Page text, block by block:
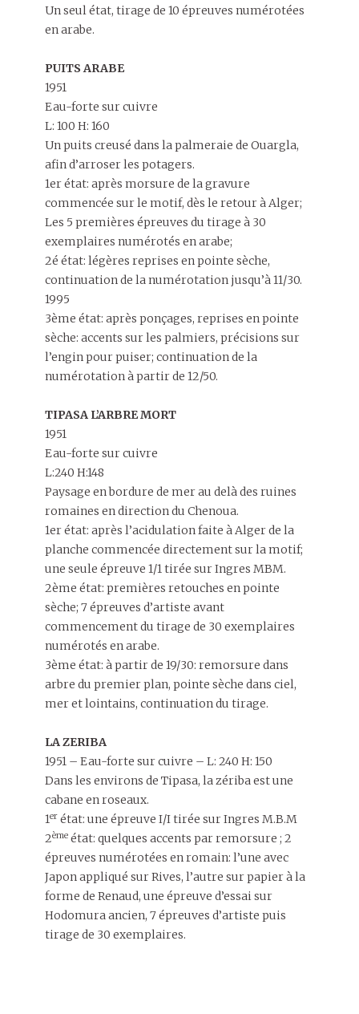
Un seul état, tirage de 10 épreuves numérotées
en arabe.
PUITS ARABE
1951
Eau-forte sur cuivre
L: 100 H: 160
Un puits creusé dans la palmeraie de Ouargla,
afin d’arroser les potagers.
1er état: après morsure de la gravure
commencée sur le motif, dès le retour à Alger;
Les 5 premières épreuves du tirage à 30
exemplaires numérotés en arabe;
2é état: légères reprises en pointe sèche,
continuation de la numérotation jusqu’à 11/30.
1995
3ème état: après ponçages, reprises en pointe
sèche: accents sur les palmiers, précisions sur
l’engin pour puiser; continuation de la
numérotation à partir de 12/50.
TIPASA L’ARBRE MORT
1951
Eau-forte sur cuivre
L:240 H:148
Paysage en bordure de mer au delà des ruines
romaines en direction du Chenoua.
1er état: après l’acidulation faite à Alger de la
planche commencée directement sur la motif;
une seule épreuve 1/1 tirée sur Ingres MBM.
2ème état: premières retouches en pointe
sèche; 7 épreuves d’artiste avant
commencement du tirage de 30 exemplaires
numérotés en arabe.
3ème état: à partir de 19/30: remorsure dans
arbre du premier plan, pointe sèche dans ciel,
mer et lointains, continuation du tirage.
LA ZERIBA
1951 – Eau-forte sur cuivre – L: 240 H: 150
Dans les environs de Tipasa, la zériba est une
cabane en roseaux.
1er état: une épreuve I/I tirée sur Ingres M.B.M
2ème état: quelques accents par remorsure ; 2
épreuves numérotées en romain: l’une avec
Japon appliqué sur Rives, l’autre sur papier à la
forme de Renaud, une épreuve d’essai sur
Hodomura ancien, 7 épreuves d’artiste puis
tirage de 30 exemplaires.